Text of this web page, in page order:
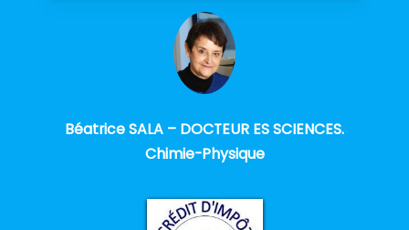
Béatrice SALA – DOCTEUR ES SCIENCES.
Chimie-Physique